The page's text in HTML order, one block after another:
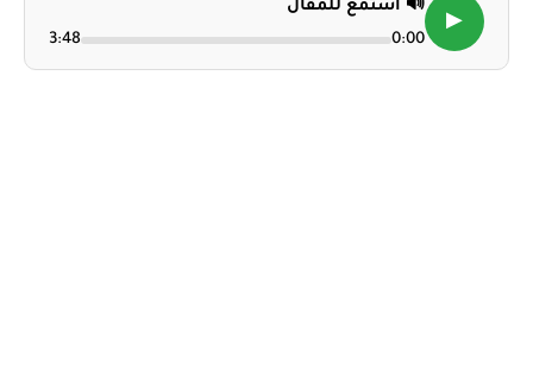
▶
🔊 استمع للمقال
0:00
3:48